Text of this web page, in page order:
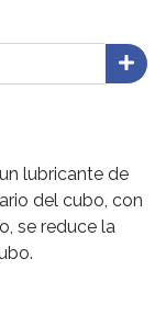
lubricante de
del cubo, con
se reduce la